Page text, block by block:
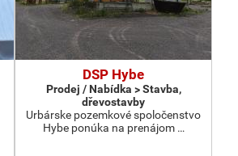
DSP Hybe
Prodej / Nabídka > Stavba,
dřevostavby
Urbárske pozemkové spoločenstvo
Hybe ponúka na prenájom …